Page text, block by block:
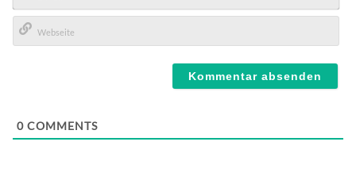
E-
Mail*
0 COMMENTS